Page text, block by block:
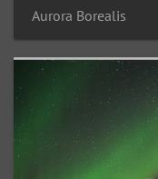
Aurora Borealis